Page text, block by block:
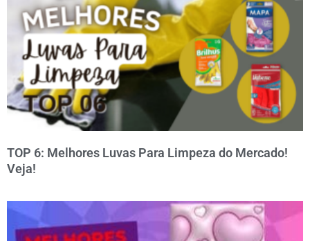
TOP 6: Melhores Luvas Para Limpeza do Mercado!
Veja!